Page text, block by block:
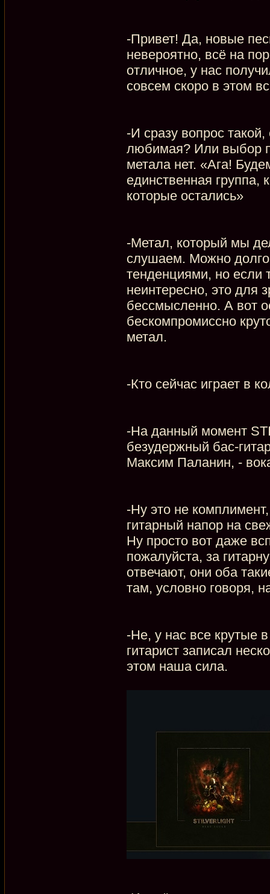
-Привет! Да, новые
невероятно, всё на
отличное, у нас
совсем скоро в этом
-И сразу вопрос
любимая? Или выбор
метала нет. «Ага!
единственная группа,
которые остались»
-Метал, который мы
слушаем. Можно долго
тенденциями, но если
неинтересно, это для
бессмысленно. А вот
бескомпромиссно
метал.
-Кто сейчас играет в
-На данный момент
безудержный бас-
Максим Паланин, -
-Ну это не
гитарный напор на
Ну просто вот даже
пожалуйста, за
отвечают, они оба
там, условно говоря,
-Не, у нас все крутые
гитарист записал
этом наша сила.